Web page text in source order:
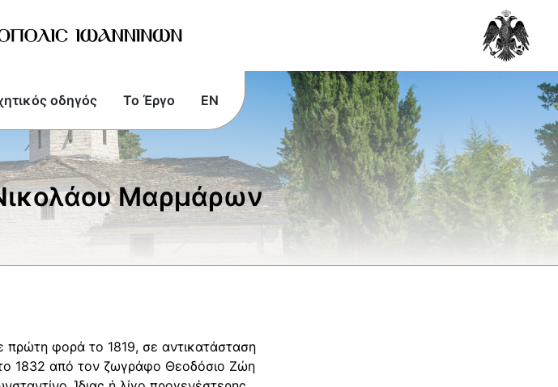
οδηγός Το Έργο EN
Μαρμάρων
πρώτη φορά το 1819, σε αντικατάσταση
1832 από τον ζωγράφο Θεοδόσιο Ζώη